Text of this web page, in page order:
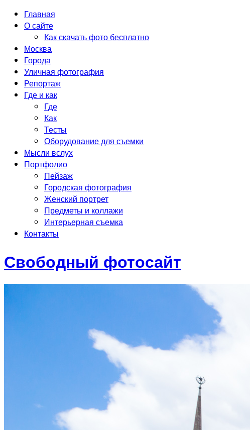
Главная
О сайте
Как скачать фото бесплатно
Москва
Города
Уличная фотография
Репортаж
Где и как
Где
Как
Тесты
Оборудование для съемки
Мысли вслух
Портфолио
Пейзаж
Городская фотография
Женский портрет
Предметы и коллажи
Интерьерная съемка
Контакты
Свободный фотосайт